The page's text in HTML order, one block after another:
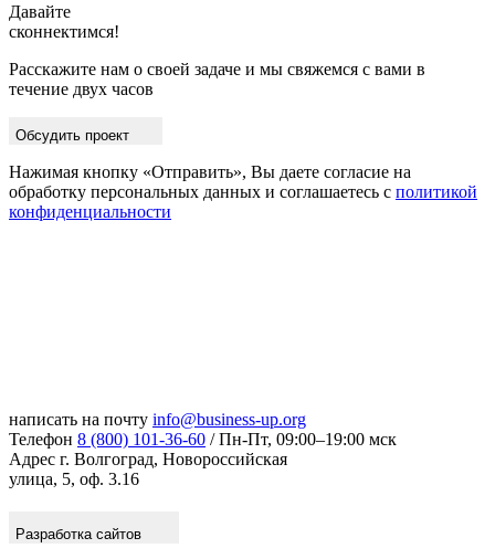
Давайте
сконнек
Расскажите нам о своей задаче и мы свяжемся с вами в
течение двух часов
Обсудить проект
Нажимая кнопку «Отправить», Вы даете согласие на
обработку персональных данных и соглашаетесь с политикой
конфиденциальности
написать на почту info@business-up.org
Телефон 8 (800) 101-36-60 / Пн-Пт, 09:00–19:00 мск
Адрес г. Волгоград, Новороссийская
улица, 5, оф. 3.16
Разработка сайтов